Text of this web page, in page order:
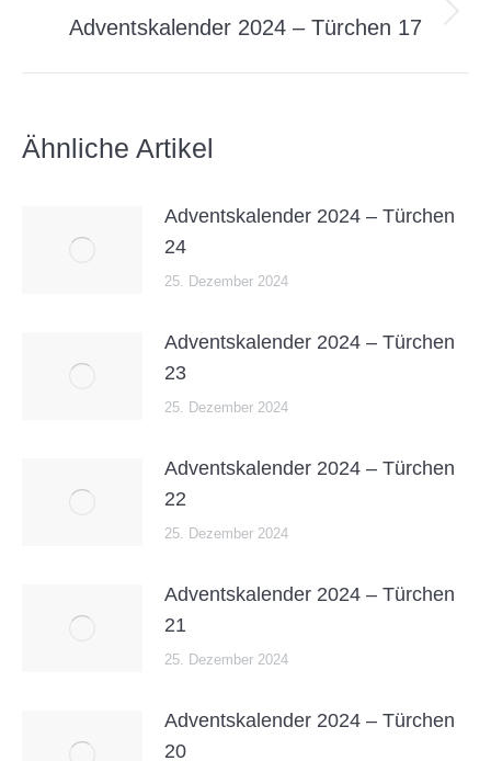
Nächster
Adventskalender 2024 – Türchen 17
Ähnliche Artikel
Adventskalender 2024 – Türchen
24
25. Dezember 2024
Adventskalender 2024 – Türchen
23
25. Dezember 2024
Adventskalender 2024 – Türchen
22
25. Dezember 2024
Adventskalender 2024 – Türchen
21
25. Dezember 2024
Adventskalender 2024 – Türchen
20